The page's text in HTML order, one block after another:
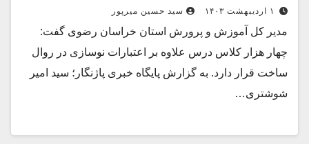
۱ اردیبهشت ۱۴۰۳ سید حسین میرپور
مدیر کل آموزش و پرورش استان خراسان رضوی گفت:
چهار هزار کلاس درس علاوه بر اعتبارات نوسازی در روال
ساخت قرار دارد. به گزارش پایگاه خبری پاژنگار؛ سید امیر
شوشتری…